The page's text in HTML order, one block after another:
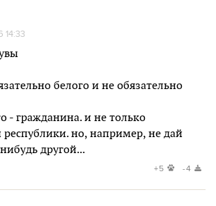
14:33
белого и не обязательно
- гражданина. и не только
республики. но, например, не дай
другой...
+5 -4